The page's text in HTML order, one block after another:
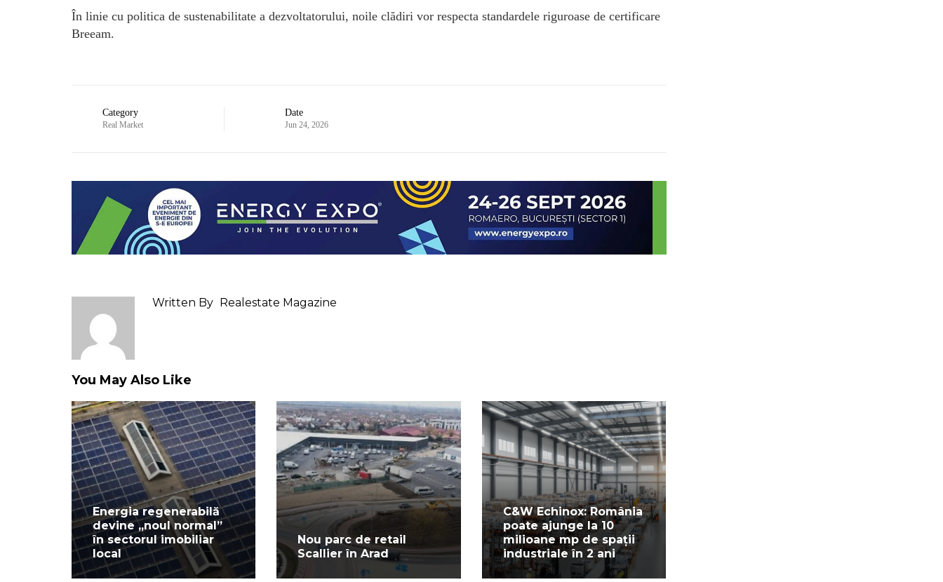
În linie cu politica de sustenabilitate a dezvoltatorului, noile clădiri vor respecta standardele riguroase de certificare
Breeam.
Category
Real Market
Date
Jun 24, 2026
Written By Realestate Magazine
You May Also Like
Energia regenerabilă
devine „noul normal”
în sectorul imobiliar
local
Nou parc de retail
Scallier în Arad
C&W Echinox: România
poate ajunge la 10
milioane mp de spații
industriale în 2 ani